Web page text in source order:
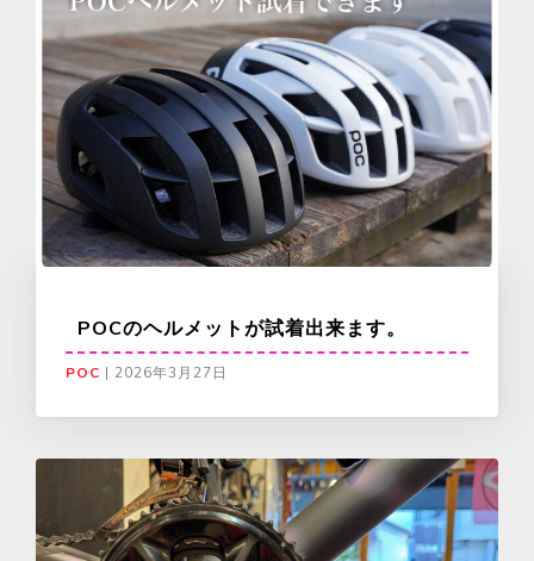
POCのヘルメットが試着出来ます。
POC | 2026年3月27日